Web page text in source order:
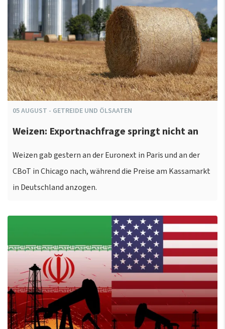
05AUGUST - GETREIDE UND ÖLSAATEN
Weizen: Exportnachfrage springt nicht an
Weizen gab gestern an der Euronext in Paris und an der
CBoT in Chicago nach, während die Preise am Kassamarkt
in Deutschland anzogen.